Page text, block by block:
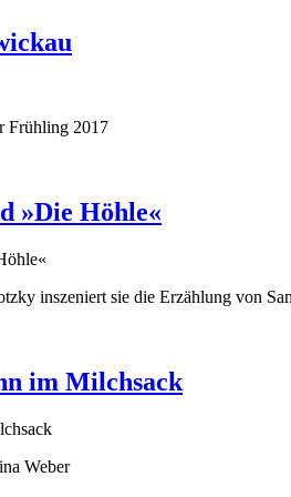
Frühling 2017
»Die Höhle«
inszeniert sie die Erzählung von
im Milchsack
Weber